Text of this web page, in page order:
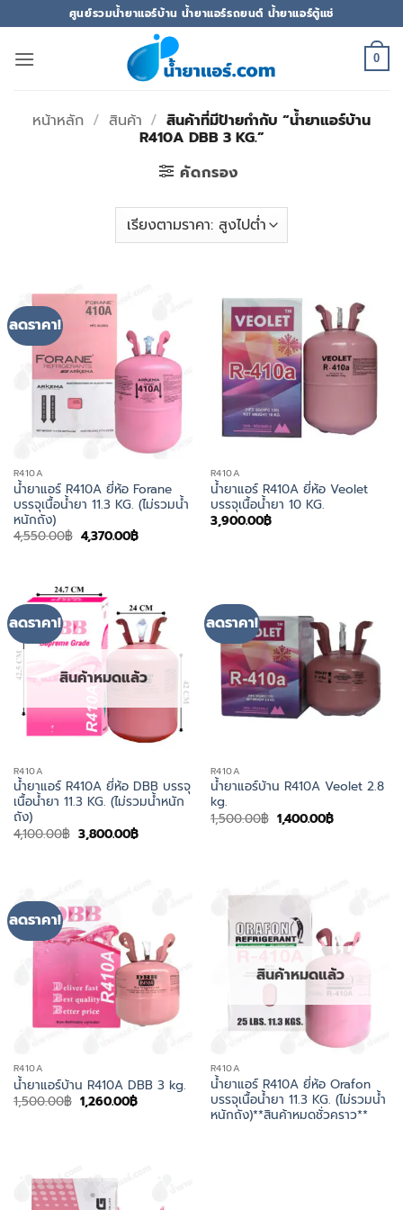
ไป
ยัง
ศูนย์รวมน้ำยาแอร์บ้าน น้ำยาแอร์รถยนต์ น้ำยาแอร์ตู้แช่
0
หน้าหลัก / สินค้า / สินค้าที่มีป้ายกำกับ “น้ำยาแอร์บ้าน
R410A DBB 3 KG.”
คัดกรอง
ลดราคา!
R410A
น้ำยาแอร์ R410A ยี่ห้อ Forane
บรรจุเนื้อน้ำยา 11.3 KG. (ไม่รวมน้ำ
หนักถัง)
4,550.00฿ Original
price
4,370.00฿Current
R410A
น้ำยาแอร์ R410A ยี่ห้อ Veolet
บรรจุเนื้อน้ำยา 10 KG.
3,900.00฿
ลดราคา!
สินค้าหมดแล้ว
R410A
น้ำยาแอร์ R410A ยี่ห้อ DBB บรรจุ
เนื้อน้ำยา 11.3 KG. (ไม่รวมน้ำหนัก
ถัง)
4,100.00฿ Original
price
3,800.00฿Current
price
ลดราคา!
R410A
น้ำยาแอร์บ้าน R410A Veolet 2.8
kg.
1,500.00฿ Original
price
1,400.00฿Current
price
ลดราคา!
R410A
น้ำยาแอร์บ้าน R410A DBB 3 kg.
1,500.00฿ Original
price
1,260.00฿Current
สินค้าหมดแล้ว
R410A
น้ำยาแอร์ R410A ยี่ห้อ Orafon
บรรจุเนื้อน้ำยา 11.3 KG. (ไม่รวมน้ำ
หนักถัง)**สินค้าหมดชั่วคราว**